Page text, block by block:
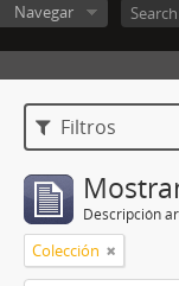
Navegar
Filtros
Descripción
Colección